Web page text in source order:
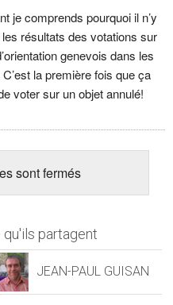
je comprends pourquoi il n’y
résultats des votations sur
genevois dans les
la première fois que ça
voter sur un objet annulé!
sont fermés
partagent
JEAN-PAUL GUISAN